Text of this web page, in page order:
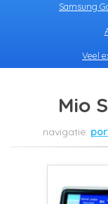
Samsung
Veel
Mio